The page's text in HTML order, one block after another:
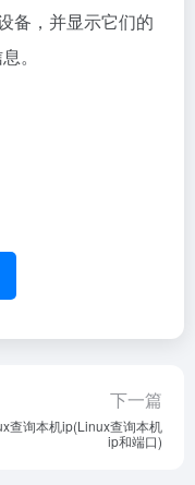
备，并显示它们的
。
下一篇
查询本机ip(Linux查询本机
ip和端口)